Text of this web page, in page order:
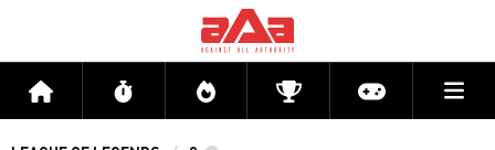
Accueil Flux Directs CompétitionsActu jeux